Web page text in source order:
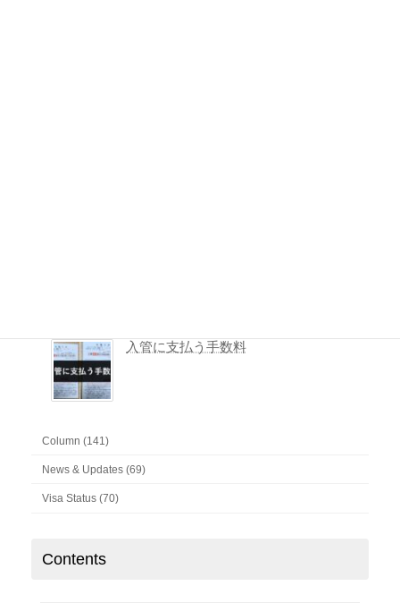
入管に支払う手数料
Column (141)
News & Updates (69)
Visa Status (70)
Contents